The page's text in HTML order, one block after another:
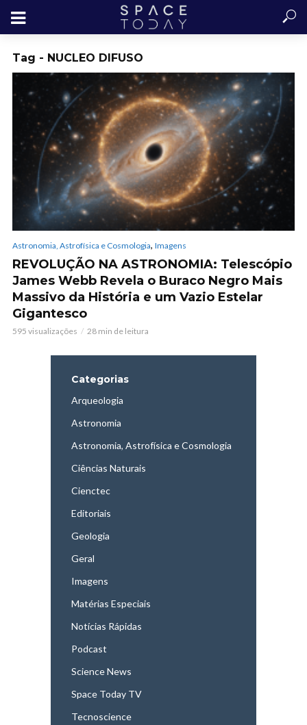
Tag - NUCLEO DIFUSO
Astronomia, Astrofísica e Cosmologia, Imagens
REVOLUÇÃO NA ASTRONOMIA: Telescópio
James Webb Revela o Buraco Negro Mais
Massivo da História e um Vazio Estelar
Gigantesco
595 visualizações 28 min de leitura
Categorias
Arqueologia
Astronomia
Astronomia, Astrofísica e Cosmologia
Ciências Naturais
Cienctec
Editoriais
Geologia
Geral
Imagens
Matérias Especiais
Notícias Rápidas
Podcast
Science News
Space Today TV
Tecnoscience